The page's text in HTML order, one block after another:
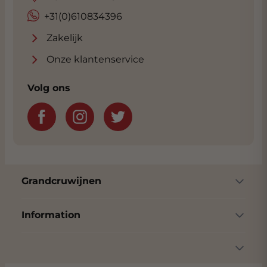
Sauvignon Blanc. De definitieve blend
Sauvignon Blanc (15%)
Elke druivensoort werd afzonderlijk geoogst
en gevinifieerd volgens een strikte
perceelselectie, om maximale precisie te
geoogst, zodat we kunnen profiteren van de
druiven optimaal te behouden. In de
oxidatie
+31(0)610834396
Zakelijk
Onze klantenservice
Volg ons
Grandcruwijnen
Information